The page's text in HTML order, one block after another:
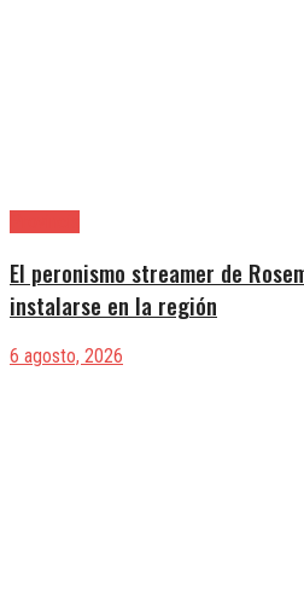
El peronismo streamer de
instalarse en la región
6 agosto, 2026